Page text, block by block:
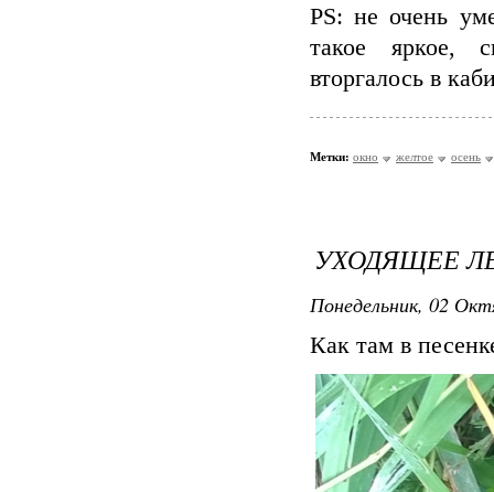
PS: не очень
такое яркое,
вторгалось в
Метки: окно желтое осень
УХОДЯЩЕЕ
Понедельник, 02
Как там в